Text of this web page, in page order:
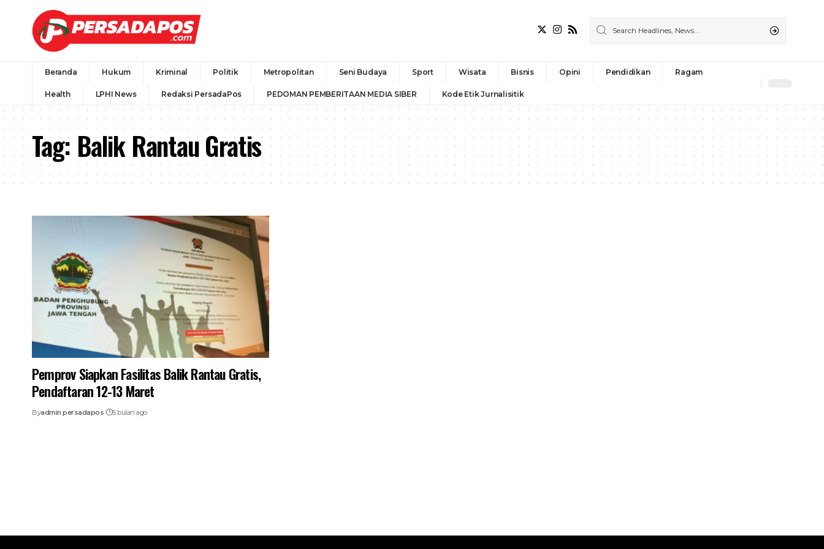
Beranda Hukum Kriminal Politik Metropolitan Seni Budaya Sport Wisata Bisnis Opini Pendidikan Ragam
Health LPHI News Redaksi PersadaPos PEDOMAN PEMBERITAAN MEDIA SIBER Kode Etik Jurnalisitik
Tag:Balik Rantau Gratis
Pemprov Siapkan Fasilitas Balik Rantau Gratis,
Pendaftaran 12-13 Maret
Byadmin persadapos 5 bulan ago